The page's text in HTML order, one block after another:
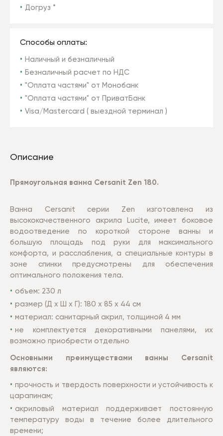
Догруз *
Способы оплаты:
Наличный и безналичный
Безналичный расчет по НДС
"Оплата частями" от Монобанк
"Оплата частями" от ПриватБанк
Visa/Mastercard ( выездной терминал )
Описание
Прямоугольная ванна Cersanit Zen 180.
Ванна Cersanit серии Zenизготовлена из
высококачественного акрила Lucite, имеет боковое
водоотведение по короткой стороне ванны и
большую площадь под руки для максимального
комфорта, и расслабления, а специальные контуры в
зоне спинки предусмотрены для обеспечения
оптимального положения тела.
объем: 230 л
размер (Д х Ш х Г): 180 х 85 х 44 см
материал: санитарный акрил, толщиной 4 мм
не комплектуется декоративными панелями, их
возможно приобрести отдельно
Основными преимуществами ванны Cersanit
являются:
прочность и твердость поверхности и устойчивость к
царапинам;
акриловый материал поддерживает постоянную
температуру воды в течение более длительного
времени;